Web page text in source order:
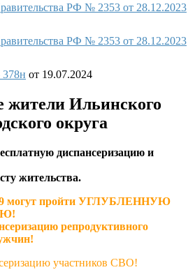
РФ № 2353 от 28.12.2023
РФ № 2353 от 28.12.2023
от 19.07.2024
Ильинского
округа
диспансеризацию и
жительства.
могут пройти УГЛУБЛЕННУЮ
репродуктивного
участников СВО!